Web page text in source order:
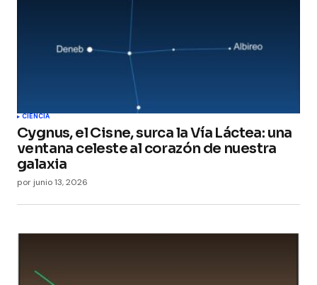
CIENCIA
Cygnus, el Cisne, surca la Vía Láctea: una
ventana celeste al corazón de nuestra
galaxia
por junio 13, 2026